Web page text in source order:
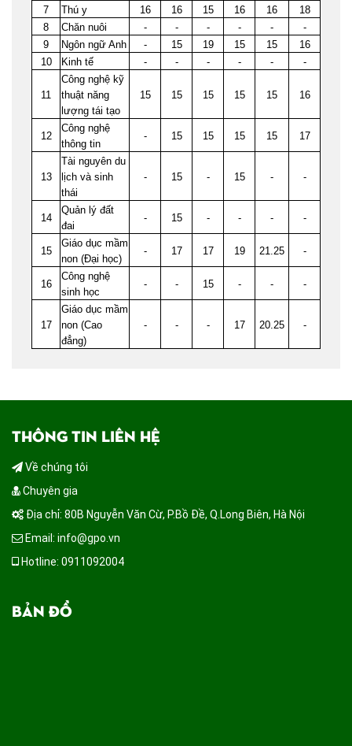
7 Thú y 16 16 15 16 16
18
8
Chăn nuôi - - - - -
-
9
Ngôn ngữ Anh - 15 19 15 15
16
10
Kinh tế - - - - - -
11
Công nghệ kỹ
thuật năng
lượng tái tạo
15 15 15 15 15 16
12
Công nghệ
thông tin
- 15 15 15 15 17
13
Tài nguyên du
lịch và sinh
thái
- 15 - 15 - -
14
Quản lý đất
đai
- 15 - - - -
15
Giáo dục mầm
non (Đại học)
- 17 17 19 21.25 -
16
Công nghệ
sinh học
- - 15 - - -
17
Giáo dục mầm
non (Cao
đẳng)
- - - 17 20.25 -
THÔNG TIN LIÊN HỆ
Về chúng tôi
Chuyên gia
Địa chỉ: 80B Nguyễn Văn Cừ, P.Bồ Đề, Q.Long Biên, Hà Nội
Email: info@gpo.vn
Hotline: 0911092004
BẢN ĐỒ